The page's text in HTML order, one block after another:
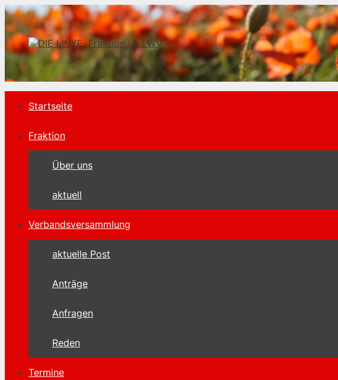
Zum
Inhalt
springen
Startseite
Fraktion
Über uns
aktuell
Verbandsversammlung
aktuelle Post
Anträge
Anfragen
Reden
Termine